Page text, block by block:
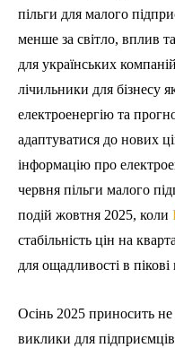
пільги для малого
менше за світло, вплив
для українських
лічильники для бізнесу
електроенергію та
адаптуватися до нових
інформацію про
червня пільги малого
подій жовтня 2025, коли
стабільність цін на
для ощадливості в пікові
Осінь 2025 приносить
виклики для